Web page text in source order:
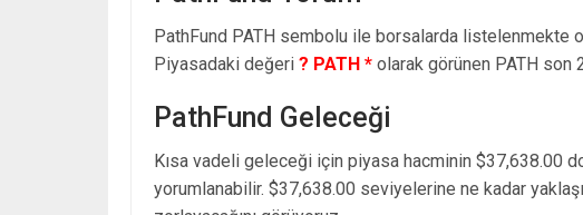
PathFund PATH sembolu ile borsalarda listelenmekte
Piyasadaki değeri ? PATH * olarak görünen PATH son
PathFund Geleceği
Kısa vadeli geleceği için piyasa hacminin $37,638.00
yorumlanabilir. $37,638.00 seviyelerine ne kadar